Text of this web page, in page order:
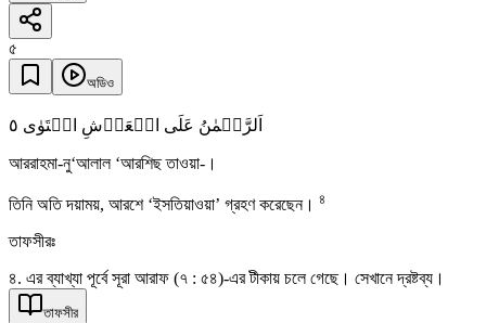
৫
অডিও
اَلرَّحۡمٰنُ عَلَی الۡعَرۡشِ اسۡتَوٰی ٥
আররাহমা-নু‘আলাল ‘আরশিছ তাওয়া-।
তিনি অতি দয়াময়, আরশে ‘ইসতিয়াওয়া’ গ্রহণ করেছেন। ৪
তাফসীরঃ
৪. এর ব্যাখ্যা পূর্বে সূরা আরাফ (৭ : ৫৪)-এর টীকায় চলে গেছে। সেখানে দ্রষ্টব্য।
তাফসীর